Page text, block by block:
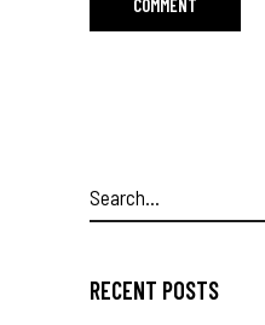
Search
for:
RECENT POSTS